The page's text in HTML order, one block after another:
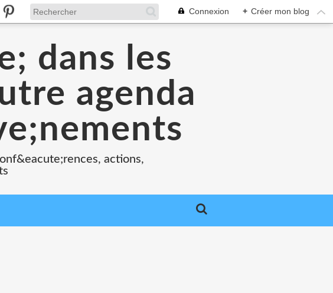
Connexion + Créer mon blog
dans les
agenda
actions,